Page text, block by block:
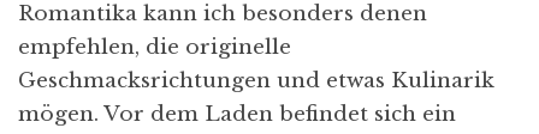
Romantika kann ich besonders denen
empfehlen, die originelle
Geschmacksrichtungen und etwas Kulinarik
mögen. Vor dem Laden befindet sich ein